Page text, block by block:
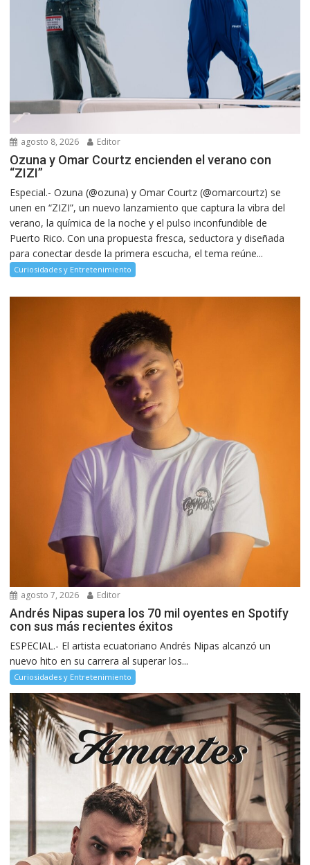
agosto 8, 2026 Editor
Ozuna y Omar Courtz encienden el verano con
“ZIZI”
Especial.- Ozuna (@ozuna) y Omar Courtz (@omarcourtz) se
unen en “ZIZI”, un nuevo lanzamiento que captura la vibra del
verano, la química de la noche y el pulso inconfundible de
Puerto Rico. Con una propuesta fresca, seductora y diseñada
para conectar desde la primera escucha, el tema reúne...
Curiosidades y Entretenimiento
agosto 7, 2026 Editor
Andrés Nipas supera los 70 mil oyentes en Spotify
con sus más recientes éxitos
ESPECIAL.- El artista ecuatoriano Andrés Nipas alcanzó un
nuevo hito en su carrera al superar los...
Curiosidades y Entretenimiento